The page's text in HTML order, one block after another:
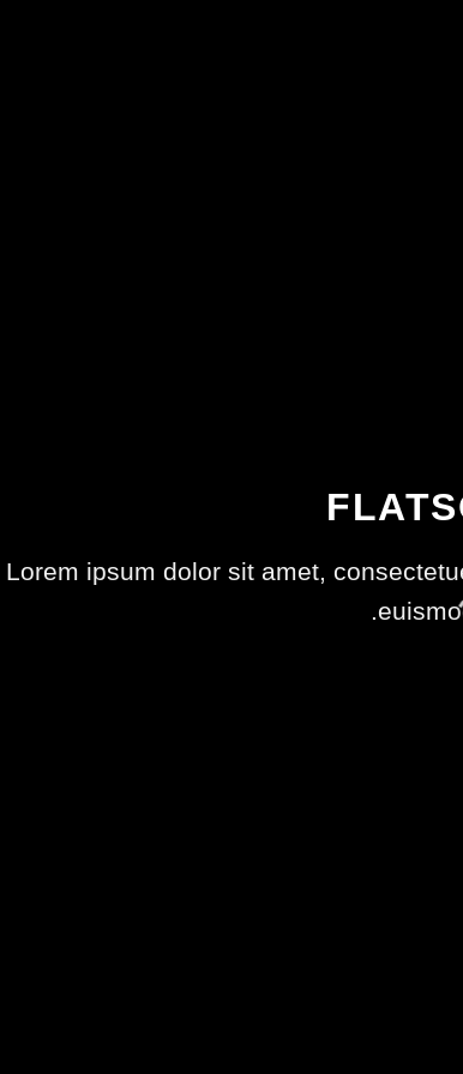
Lorem ipsum dolor sit amet,